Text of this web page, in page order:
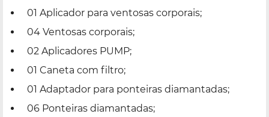
01 Aplicador para ventosas corporais;
04 Ventosas corporais;
02 Aplicadores PUMP;
01 Caneta com filtro;
01 Adaptador para ponteiras diamantadas;
06 Ponteiras diamantadas;